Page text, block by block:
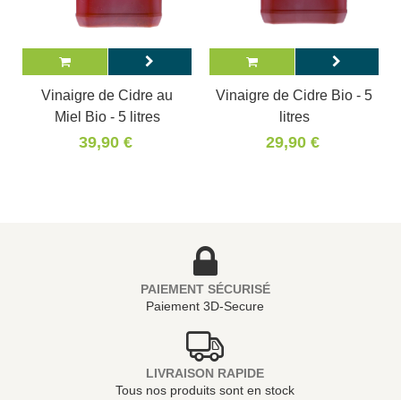
Vinaigre de Cidre au
Miel Bio - 5 litres
39,90 €
Vinaigre de Cidre Bio - 5
litres
29,90 €
PAIEMENT SÉCURISÉ
Paiement 3D-Secure
LIVRAISON RAPIDE
Tous nos produits sont en stock